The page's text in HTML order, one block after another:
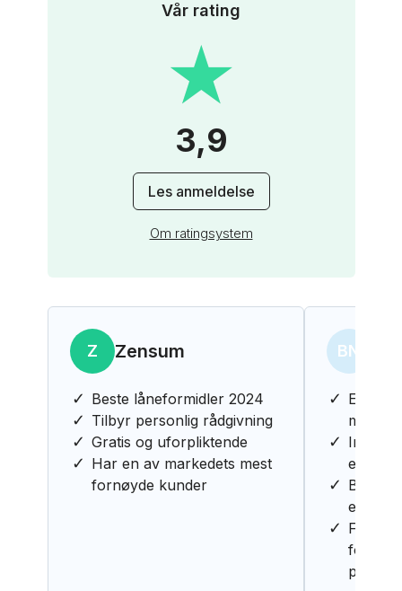
Vår rating
★
★
3,9
Les anmeldelse
Om ratingsystem
Z Zensum
Beste låneformidler 2024
Tilbyr personlig rådgivning
Gratis og uforpliktende
Har en av markedets mest
fornøyde kunder
BN
Enkel
med
Innfri
ekstra
Få full
på